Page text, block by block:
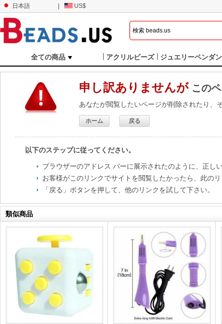
日本語 US$
全ての商品 アクリルビーズ ジュエリーペンダン
申し訳ありませんが この
あなたが閲覧したいページが削除されたり、
ホーム 戻る
以下のステップに従ってください。
ブラウザーのアドレス バーに展示されたのように、正し
お客様がこのリンクでサイトを閲覧したかったら、此の
「戻る」ボタンを押して、他のリンクを試して下さい。
類似商品